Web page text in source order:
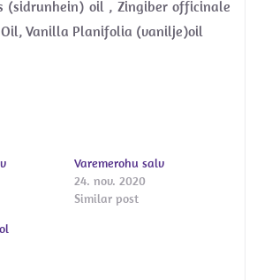
(sidrunhein) oil , Zingiber officinale
Vanilla Planifolia (vanilje)oil
Varemerohu salv
24. nov. 2020
Similar post